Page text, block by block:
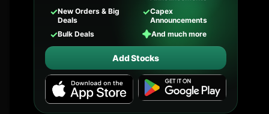
✓New Orders & Big
Deals
✓Capex
Announcements
✓Bulk Deals ✦And much more
Add Stocks